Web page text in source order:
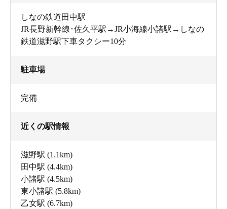
しなの鉄道田中駅
JR長野新幹線･佐久平駅→JR小海線小諸駅→しなの
鉄道滋野駅下車タクシー10分
駐車場
完備
近くの駅情報
滋野駅 (1.1km)
田中駅 (4.4km)
小諸駅 (4.5km)
東小諸駅 (5.8km)
乙女駅 (6.7km)